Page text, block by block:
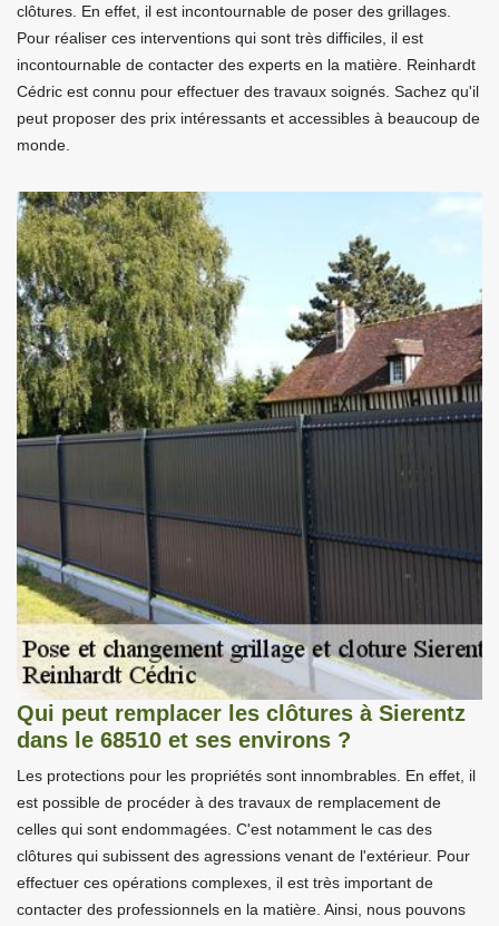
clôtures. En effet, il est incontournable de poser des grillages.
Pour réaliser ces interventions qui sont très difficiles, il est
incontournable de contacter des experts en la matière. Reinhardt
Cédric est connu pour effectuer des travaux soignés. Sachez qu'il
peut proposer des prix intéressants et accessibles à beaucoup de
monde.
Qui peut remplacer les clôtures à Sierentz
dans le 68510 et ses environs ?
Les protections pour les propriétés sont innombrables. En effet, il
est possible de procéder à des travaux de remplacement de
celles qui sont endommagées. C'est notamment le cas des
clôtures qui subissent des agressions venant de l'extérieur. Pour
effectuer ces opérations complexes, il est très important de
contacter des professionnels en la matière. Ainsi, nous pouvons